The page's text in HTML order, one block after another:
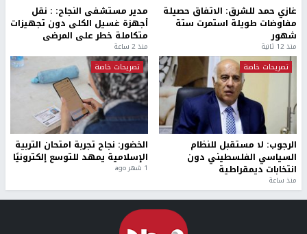
غازي حمد للشرق: الاتفاق حصيلة
مفاوضات طويلة استمرت ستة
شهور
منذ 12 ثانية
مدير مستشفى النجاح: : نقل
أجهزة غسيل الكلى دون تجهيزات
متكاملة خطر على المرضى
منذ 2 ساعة
تصريحات خاصة
الرجوب: لا مستقبل للنظام
السياسي الفلسطيني دون
انتخابات ديمقراطية
منذ ساعة
تصريحات خاصة
الخضور: نجاح تجربة امتحان التربية
الإسلامية يمهد للتوسع إلكترونيًا
1 شهر ago